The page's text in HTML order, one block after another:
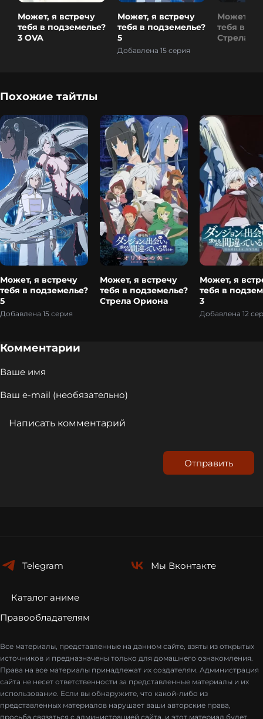
Может, я встречу
тебя в подземелье?
3 OVA
Может, я встречу
тебя в подземелье?
5
Добавлена 15 серия
Может, я
тебя в
Стрела
Похожие тайтлы
Может, я встречу
тебя в подземелье?
5
Добавлена 15 серия
Может, я встречу
тебя в подземелье?
Стрела Ориона
Может, я
тебя в
3
Добавлена 12
Комментарии
Отправить
Telegram Мы Вконтакте
Каталог аниме
Правообладателям
Все материалы, представленные на данном сайте, взяты из открытых
источников и предназначены только для домашнего ознакомления.
Права на все материалы принадлежат их создателям. Администрация
сайта не несет ответственности за представленные материалы и их
использование. Если вы обнаружите, что какой-либо из
представленных материалов нарушает ваши авторские права,
просьба связаться с администрацией сайта, и этот материал будет